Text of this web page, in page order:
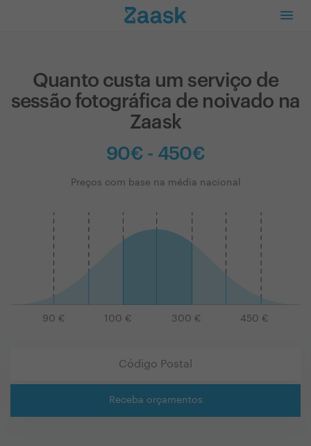
Quanto custa um serviço de
sessão fotográfica de noivado na
Zaask
90€ - 450€
Preços com base na média nacional
90 € 100 € 300 € 450 €
Receba orçamentos